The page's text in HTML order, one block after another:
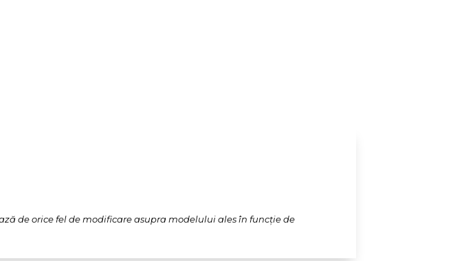
de orice fel de modificare asupra modelului ales în funcție de